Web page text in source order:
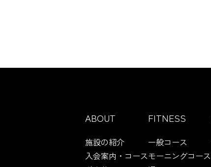
ABOUT
施設の紹介
入会案内・コース
FITNESS
一般コース
モーニングコース